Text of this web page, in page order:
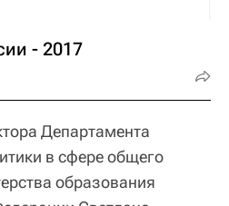
- 2017
Департамента
в сфере общего
образования